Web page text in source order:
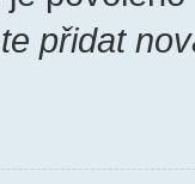
přidat